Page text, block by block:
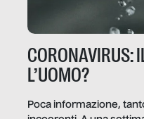
CORONAVIRUS:
L’UOMO?
Poca informazione,